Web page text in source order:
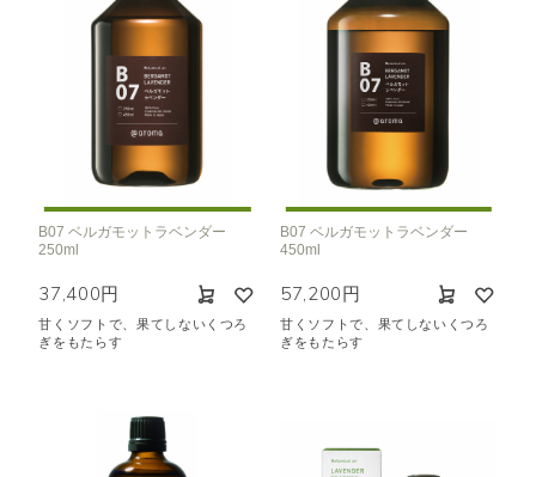
B07 ベルガモットラベンダー
250ml
37,400円
甘くソフトで、果てしないくつろ
ぎをもたらす
B07 ベルガモットラベンダー
450ml
57,200円
甘くソフトで、果てしないくつろ
ぎをもたらす